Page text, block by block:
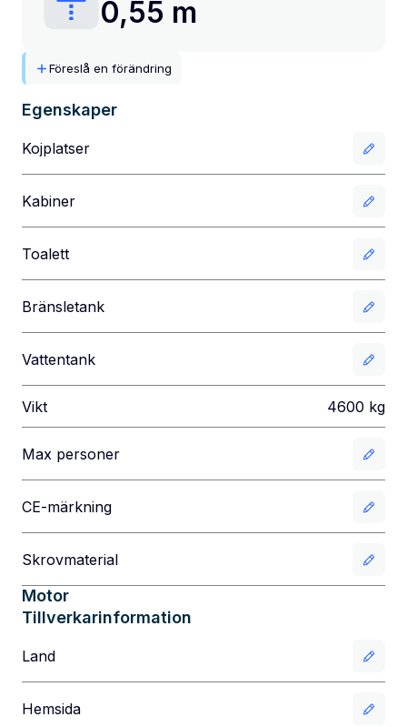
0,55 m
Föreslå en förändring
Egenskaper
Kojplatser
Kabiner
Toalett
Bränsletank
Vattentank
Vikt 4600 kg
Max personer
CE-märkning
Skrovmaterial
Motor
Tillverkarinformation
Land
Hemsida